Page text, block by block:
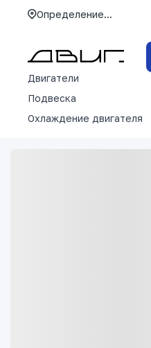
Определение...
Двигатели
Подвеска
Охлаждение двигателя